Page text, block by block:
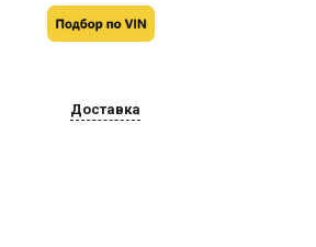
Доставка